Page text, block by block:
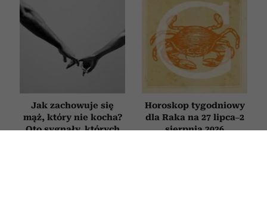
Jak zachowuje się
mąż, który nie kocha?
Oto sygnały, których
Horoskop tygodniowy
dla Raka na 27 lipca–2
sierpnia 2026